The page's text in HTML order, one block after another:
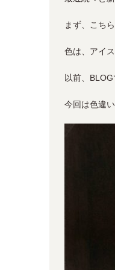
まず、こち
色は、アイ
以前、
今回は色違